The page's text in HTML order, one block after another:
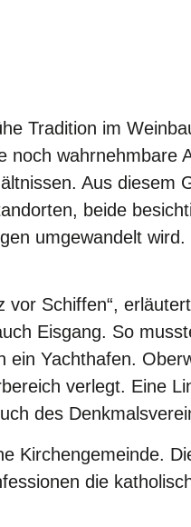
Tradition im
noch wahrnehmbare
Aus diesem
beide
umgewandelt
Schiffen“,
Eisgang. So
Yachthafen.
verlegt. Eine
des
Kirchengemeinde.
die